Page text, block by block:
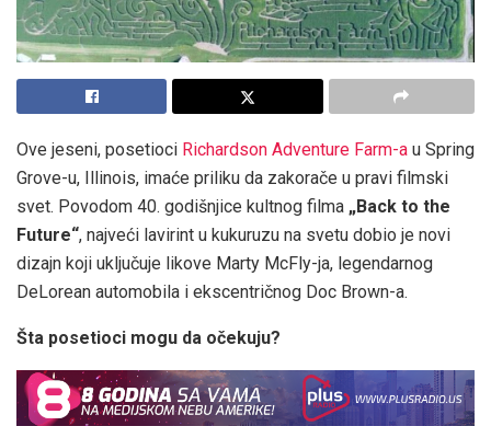
Ove jeseni, posetioci Richardson Adventure Farm-a u Spring
Grove-u, Illinois, imaće priliku da zakorače u pravi filmski
svet. Povodom 40. godišnjice kultnog filma „Back to the
Future“, najveći lavirint u kukuruzu na svetu dobio je novi
dizajn koji uključuje likove Marty McFly-ja, legendarnog
DeLorean automobila i ekscentričnog Doc Brown-a.
Šta posetioci mogu da očekuju?